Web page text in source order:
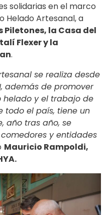
solidarias en el marco
Helado Artesanal, a
Piletones, la Casa del
Flexer y la
.
se realiza desde
además de promover
helado y el trabajo de
todo el país, tiene un
año tras año, se
y entidades
Mauricio Rampoldi,